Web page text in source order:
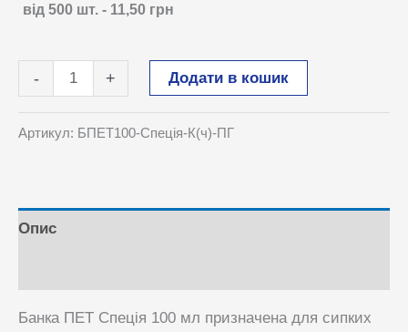
від 500 шт. - 11,50 грн
-
ПЕТ
+ Додати в кошик
Артикул: БПЕТ100-Спеція-К(ч)-ПГ
Опис
Банка ПЕТ Спеція 100 мл призначена для сипких